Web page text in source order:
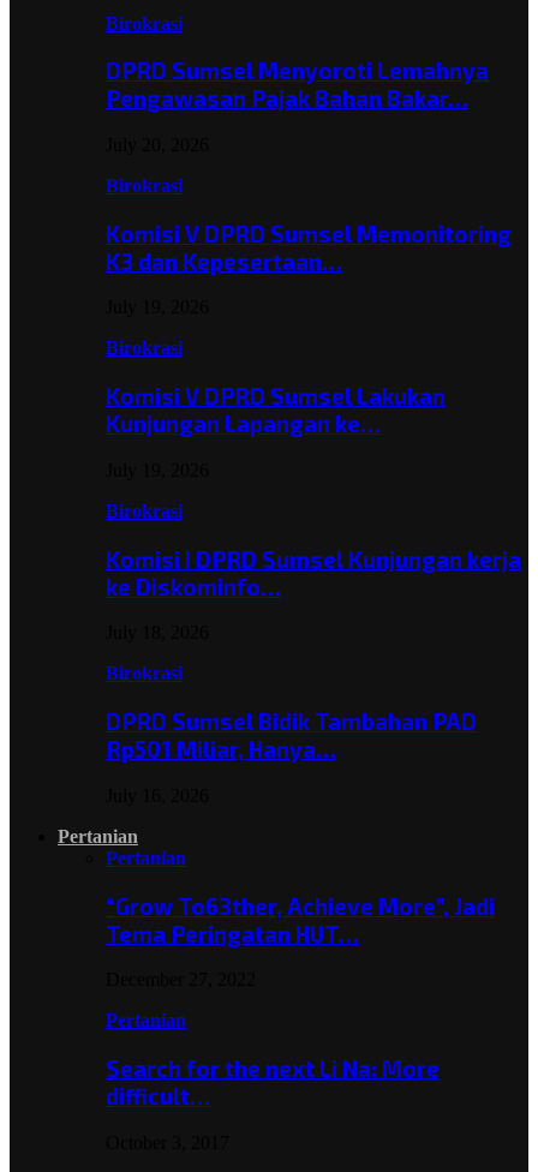
Birokrasi
DPRD Sumsel Menyoroti Lemahnya
Pengawasan Pajak Bahan Bakar…
Birokrasi
Komisi V DPRD Sumsel Memonitoring
K3 dan Kepesertaan…
Birokrasi
Komisi V DPRD Sumsel Lakukan
Kunjungan Lapangan ke…
Birokrasi
Komisi I DPRD Sumsel Kunjungan kerja
ke Diskominfo…
Birokrasi
DPRD Sumsel Bidik Tambahan PAD
Rp501 Miliar, Hanya…
Pertanian
Pertanian
“Grow To63ther, Achieve More”, Jadi
Tema Peringatan HUT…
Pertanian
Search for the next Li Na: More
difficult…